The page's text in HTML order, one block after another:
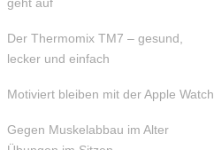
Der Thermomix TM7 – gesund,
lecker und einfach
Motiviert bleiben mit der Apple Watch
Gegen Muskelabbau im Alter